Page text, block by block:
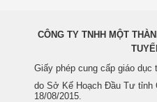
CÔNG TY TNHH MỘT
Giấy phép cung cấp giáo dục
do Sở Kế Hoạch Đầu Tư tỉnh
18/08/2015.